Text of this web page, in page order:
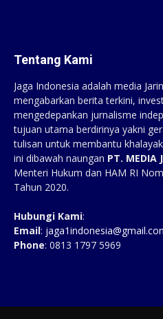
Tentang Kami
Jaga Indonesia adalah media
mengabarkan berita terkini,
mengedepankan jurnalisme
tujuan utama berdirinya yakni
tulisan untuk membantu
ini dibawah naungan PT. MEDIA
Menteri Hukum dan HAM RI
Tahun 2020.
Hubungi Kami:
Email:
Phone: 0813 1797 5969